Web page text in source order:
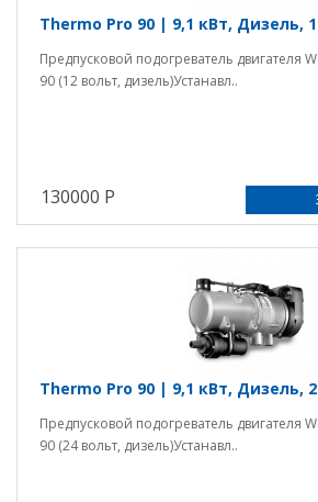
Thermo Pro 90 | 9,1 кВт, Дизель,
Предпусковой подогреватель двигателя
90 (12 вольт, дизель)Устанавл..
130000 Р
Thermo Pro 90 | 9,1 кВт, Дизель,
Предпусковой подогреватель двигателя
90 (24 вольт, дизель)Устанавл..